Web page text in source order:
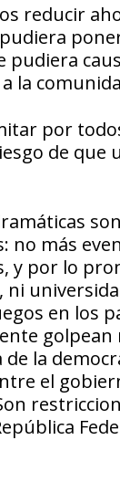
reducir
pudiera
la
por
de que
no más
y por lo
ni
en los
golpean
la
el